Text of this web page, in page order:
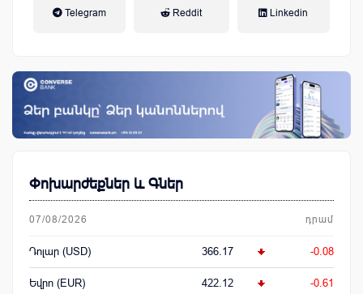
Telegram Reddit Linkedin
Փոխարժեքներ և Գներ
07/08/2026 դրամ
Դոլար (USD) 366.17 -0.08
Եվրո (EUR) 422.12 -0.61